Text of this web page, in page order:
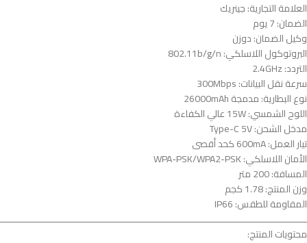
العلامة التجارية: جينريك
الضمان: 7 يوم
وكيل الضمان: دوزن
البروتوكول اللاسلكي: 802.11b/g/n
التردد: 2.4GHz
سرعة نقل البيانات: 300Mbps
نوع البطارية: مدمجة 26000mAh
اللوح الشمسي: 15W عالي الكفاءة
مدخل الشحن: Type-C 5V
تيار العمل: 600mA كحد أقصى
الأمان اللاسلكي: WPA-PSK/WPA2-PSK
المسافة: 200 متر
وزن المنتج: 1.78 كجم
المقاومة للطقس: IP66
محتويات المنتج: